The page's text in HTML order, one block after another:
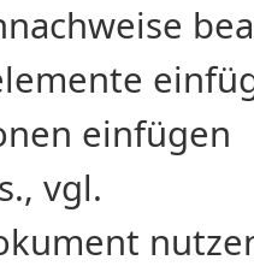
einfügen
vgl.